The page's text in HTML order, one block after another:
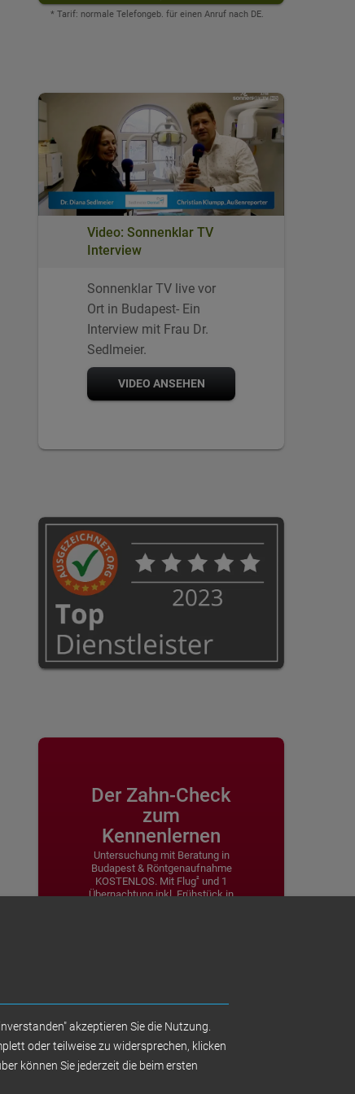
* Tarif: normale Telefongeb. für einen Anruf nach DE.
Video: Sonnenklar TV
Interview
Sonnenklar TV live vor
Ort in Budapest- Ein
Interview mit Frau Dr.
Sedlmeier.
VIDEO ANSEHEN
Der Zahn-Check
zum
Kennenlernen
Untersuchung mit Beratung in
Budapest & Röntgenaufnahme
KOSTENLOS. Mit Flug² und 1
Übernachtung inkl. Frühstück in
Frühstück im 4* Hotel
Untersuchungszentren Deutschland
MEHR ERFAHREN
akzeptieren Sie die Nutzung.
oder teilweise zu widersprechen, klicken
können Sie jederzeit die beim ersten